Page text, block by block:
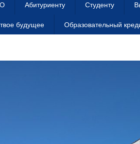
Абитуриенту Студенту
будущее Образовательный